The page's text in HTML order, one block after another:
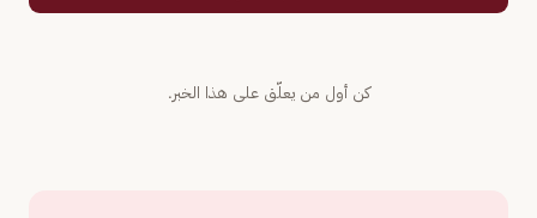
كن أول من يعلّق على هذا الخبر.